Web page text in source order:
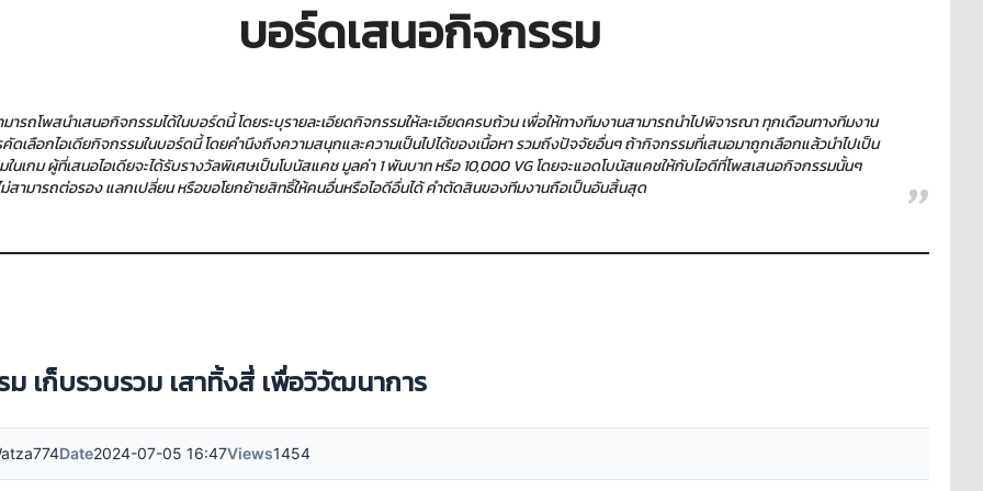
บอร์ดเสนอกิจกรรม
ารถโพสนำเสนอกิจกรรมได้ในบอร์ดนี้ โดยระบุรายละเอียดกิจกรรมให้ละเอียดครบถ้วน เพื่อให้ทางทีมงานสามารถนำไปพิจารณา ทุกเดือนทางทีมงาน
ดเลือกไอเดียกิจกรรมในบอร์ดนี้ โดยคำนึงถึงความสนุกและความเป็นไปได้ของเนื้อหา รวมถึงปัจจัยอื่นๆ ถ้ากิจกรรมที่เสนอมาถูกเลือกแล้วนำไปเป็น
นเกม ผู้ที่เสนอไอเดียจะได้รับรางวัลพิเศษเป็นโบนัสแคช มูลค่า 1 พันบาท หรือ 10,000 VG โดยจะแอดโบนัสแคชให้กับไอดีที่โพสเสนอกิจกรรมนั้นๆ
ม่สามารถต่อรอง แลกเปลี่ยน หรือขอโยกย้ายสิทธิ์ให้คนอื่นหรือไอดีอื่นได้ คำตัดสินของทีมงานถือเป็นอันสิ้นสุด
ม เก็บรวบรวม เสาทิ้งสี่ เพื่อวิวัฒนาการ
Date2024-07-05 16:47Views1454